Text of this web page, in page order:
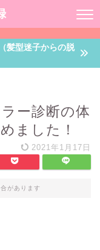
髪型迷子からの脱
ー診断の体
ました！
2021年1月17日
があります